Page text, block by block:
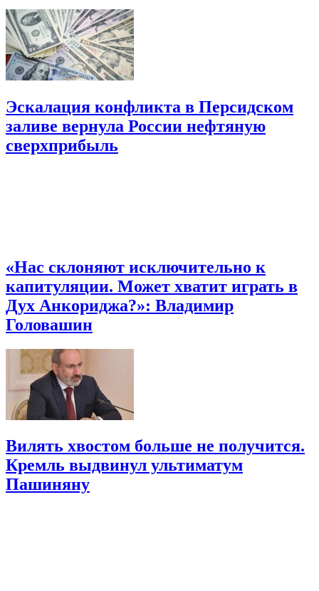
Эскалация конфликта в Персидском
заливе вернула России нефтяную
сверхприбыль
«Нас склоняют исключительно к
капитуляции. Может хватит играть в
Дух Анкориджа?»: Владимир
Головашин
Вилять хвостом больше не получится.
Кремль выдвинул ультиматум
Пашиняну